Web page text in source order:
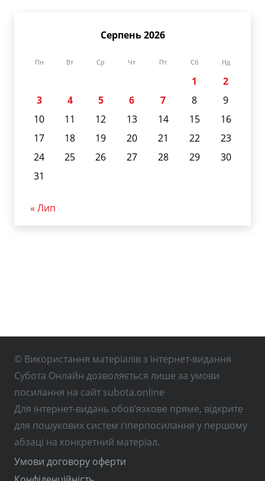
Серпень 2026
Пн Вт Ср Чт Пт Сб Нд
1
2
3
4 5 6 7 8
9
10
11 12 13 14 15
16
17
18 19 20 21 22
23
24
25 26 27 28 29
30
31
« Лип
© Використання матеріалів з інтернет-видання
Субота Онлайн дозволяється лише за умови
посилання на сайт subota.online
Для інтернет-видань обов’язкове пряме, відкрите
для пошукових систем гіперпосилання у першому
абзаці на конкретний матеріал.
Умови договору оферти